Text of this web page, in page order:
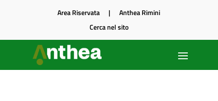
Area Riservata |Anthea Rimini
Cerca nel sito